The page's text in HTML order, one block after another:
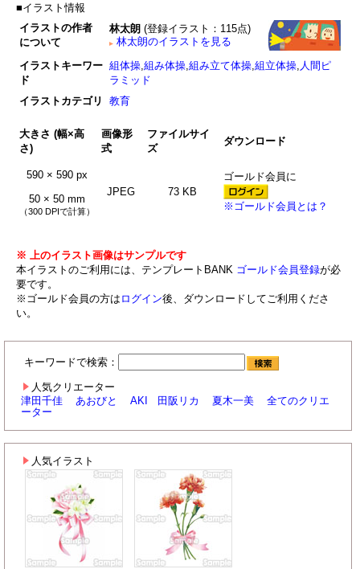
■イラスト情報
イラストの作者
について
林太朗 (登録イラスト：115点)
林太朗のイラストを見る
イラストキーワー
ド
組体操,組み体操,組み立て体操,組立体操, 人間ピ
ラミッド
イラストカテゴリ
教育
大きさ (幅×高
さ)
画像形
式
ファイルサイ
ズ
ダウンロード
590 × 590 px
50 × 50 mm
（300 DPIで計算）
JPEG 73 KB
ゴールド会員に
※ゴールド会員とは？
※ 上のイラスト画像はサンプルです
本イラストのご利用には、テンプレートBANK ゴールド会員登録が必
要です。
※ゴールド会員の方は ログイン後、ダウンロードしてご利用くださ
い。
キーワードで検索：
人気クリエーター
津田千佳
あおびと AKI 田阪リカ 夏木一美
全てのクリエ
ーター
人気イラスト